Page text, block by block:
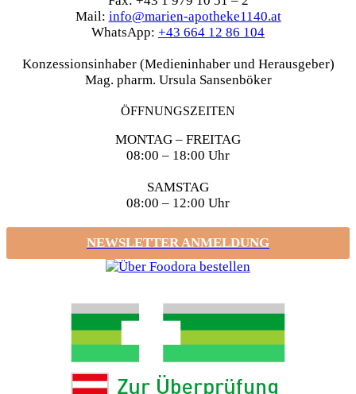
Mail: info@marien-apotheke1140.at
WhatsApp: +43 664 12 86 104
Konzessionsinhaber (Medieninhaber und Herausgeber)
Mag. pharm. Ursula Sansenböker
ÖFFNUNGSZEITEN
MONTAG – FREITAG
08:00 – 18:00 Uhr
SAMSTAG
08:00 – 12:00 Uhr
NEWSLETTER ANMELDUNG